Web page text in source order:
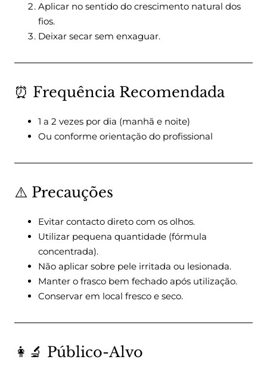
Aplicar no sentido do crescimento natural dos
fios.
Deixar secar sem enxaguar.
⏰ Frequência Recomendada
1 a 2 vezes por dia (manhã e noite)
Ou conforme orientação do profissional
⚠️ Precauções
Evitar contacto direto com os olhos.
Utilizar pequena quantidade (fórmula
concentrada).
Não aplicar sobre pele irritada ou lesionada.
Manter o frasco bem fechado após utilização.
Conservar em local fresco e seco.
👩‍🔬 Público-Alvo